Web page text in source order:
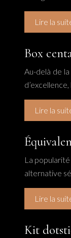
Lire la
Box
Au-delà de
Lire la
La
alternative
Lire la
Kit